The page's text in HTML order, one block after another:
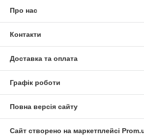
Про нас
Контакти
Доставка та оплата
Графік роботи
Повна версія сайту
Сайт створено на маркетплейсі